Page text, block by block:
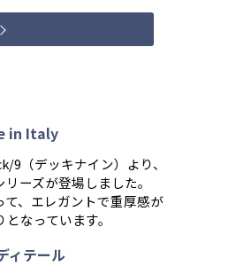
in Italy
9（デッキナイン）より、
ーズが登場しました。
、エレガントで重厚感が
なっています。
ィテール